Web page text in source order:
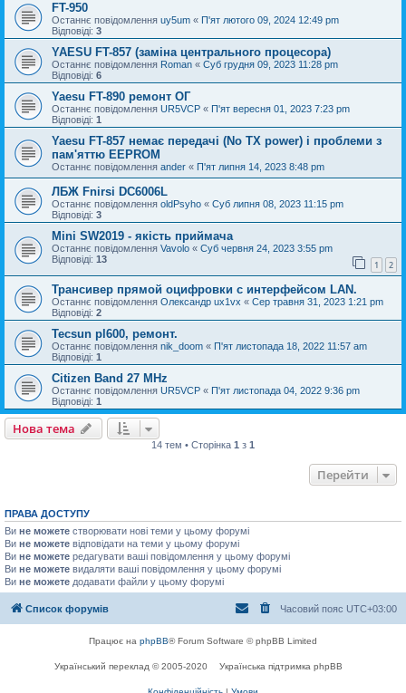
FT-950
Останнє повідомлення uy5um « П'ят лютого 09, 2024 12:49 pm
Відповіді: 3
YAESU FT-857 (заміна центрального процесора)
Останнє повідомлення Roman « Суб грудня 09, 2023 11:28 pm
Відповіді: 6
Yaesu FT-890 ремонт ОГ
Останнє повідомлення UR5VCP « П'ят вересня 01, 2023 7:23 pm
Відповіді: 1
Yaesu FT-857 немає передачі (No TX power) і проблеми з
пам'яттю EEPROM
Останнє повідомлення ander « П'ят липня 14, 2023 8:48 pm
ЛБЖ Fnirsi DC6006L
Останнє повідомлення oldPsyho « Суб липня 08, 2023 11:15 pm
Відповіді: 3
Mini SW2019 - якість приймача
Останнє повідомлення Vavolo « Суб червня 24, 2023 3:55 pm
Відповіді: 13 1 2
Трансивер прямой оцифровки с интерфейсом LAN.
Останнє повідомлення Олександр ux1vx « Сер травня 31, 2023 1:21 pm
Відповіді: 2
Tecsun pl600, ремонт.
Останнє повідомлення nik_doom « П'ят листопада 18, 2022 11:57 am
Відповіді: 1
Citizen Band 27 MHz
Останнє повідомлення UR5VCP « П'ят листопада 04, 2022 9:36 pm
Відповіді: 1
Нова тема
14 тем • Сторінка 1 з 1
Перейти
ПРАВА ДОСТУПУ
Ви не можете створювати нові теми у цьому форумі
Ви не можете відповідати на теми у цьому форумі
Ви не можете редагувати ваші повідомлення у цьому форумі
Ви не можете видаляти ваші повідомлення у цьому форумі
Ви не можете додавати файли у цьому форумі
Список форумів Часовий пояс UTC+03:00
Працює на phpBB® Forum Software © phpBB Limited
Український переклад © 2005-2020 Українська підтримка phpBB